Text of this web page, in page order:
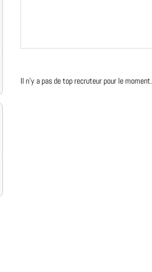
Il n'y a pas de top recruteur pour le moment.